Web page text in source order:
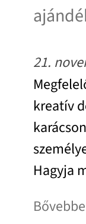
21.
kreatív
Hagyja